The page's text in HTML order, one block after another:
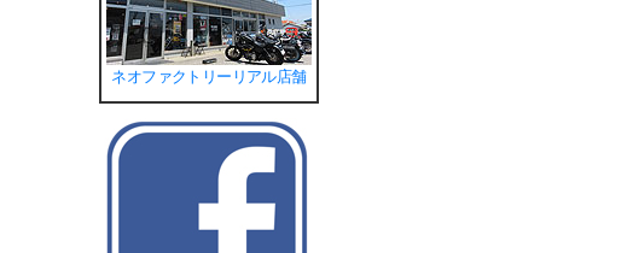
ネオファクトリーリアル店舗